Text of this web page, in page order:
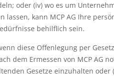
oder (iv) wo es um
kann MCP AG Ihre
behilflich sein.
diese Offenlegung per
dem Ermessen von MCP AG
Gesetze einzuhalten